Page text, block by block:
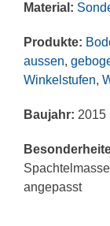
Material:
Produkte:
aussen,
Winkelstufen,
Baujahr: 2015
angepasst